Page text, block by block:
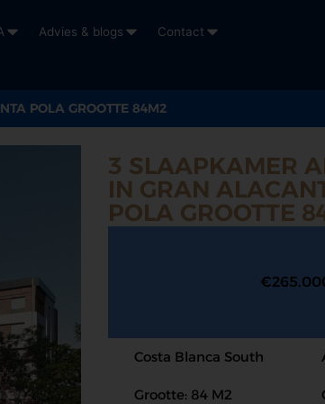
Advies & blogs Contact
POLA GROOTTE 84M2
3 SLAAPKAMER
IN GRAN
POLA GROOTTE
Costa Blanca South
Grootte: 84 M2